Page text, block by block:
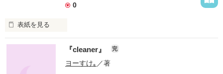
普段 オトボケな隊長が挑む、日本の生態系の危機的状況
この局面を隊長は救うことが出来るのか!?
0
表紙を見る
多摩川公園に事件発生！
公園の生態系に危機が訪れることに？
『cleaner』 完
ヨーすけ｡ ／著